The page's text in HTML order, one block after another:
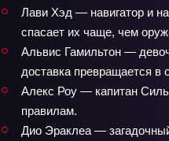
Лави Хэд — навигатор и
спасает их чаще, чем
Альвис Гамильтон —
доставка превращается в
Алекс Роу — капитан
правилам.
Дио Эраклеа —